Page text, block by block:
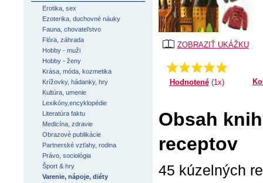
ZOBRAZIŤ UKÁŽKU
Priemer:
5.0
Hodnotené(1x)
Obsah
receptov
45 kúzelných
Erotika, sex
Ezoterika, duchovné náuky
Fauna, chovateľstvo
Flóra, záhrada
Hobby - muži
Hobby - ženy
Krása, móda, kozmetika
Krížovky, hádanky, hry
Kultúra, umenie
Lexikóny,encyklopédie
Literatúra faktu
Medicína, zdravie
Obrazové publikácie
Partnerské vzťahy, rodina
Právo, sociológia
Šport & hry
Varenie, nápoje, diéty